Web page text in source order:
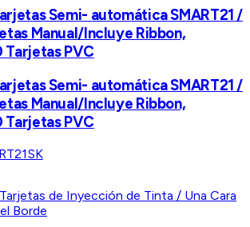
Semi- automática SMART21 /
Manual/Incluye Ribbon,
PVC
Semi- automática SMART21 /
Manual/Incluye Ribbon,
PVC